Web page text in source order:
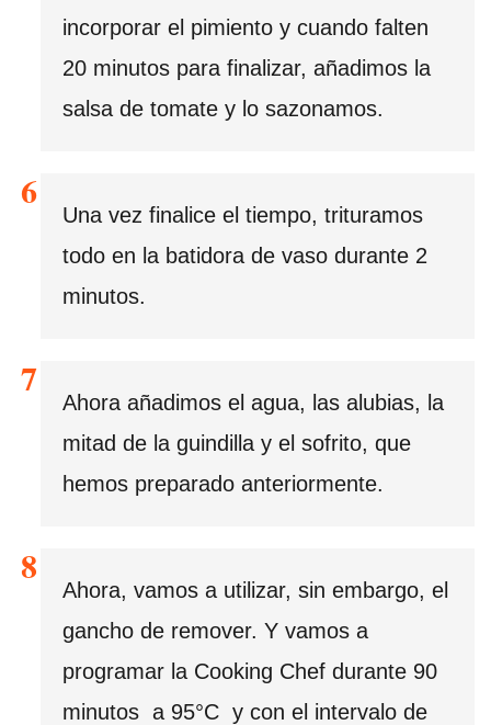
incorporar el pimiento y cuando falten
20 minutos para finalizar, añadimos la
salsa de tomate y lo sazonamos.
Una vez finalice el tiempo, trituramos
todo en la batidora de vaso durante 2
minutos.
Ahora añadimos el agua, las alubias, la
mitad de la guindilla y el sofrito, que
hemos preparado anteriormente.
Ahora, vamos a utilizar, sin embargo, el
gancho de remover. Y vamos a
programar la Cooking Chef durante 90
minutos a 95°C y con el intervalo de